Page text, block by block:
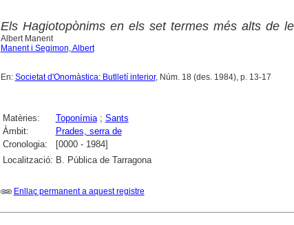
Els Hagiotopònims en els set termes més alts de
Albert Manent
Manent i Segimon, Albert
En: Societat d'Onomàstica: Butlletí interior, Núm. 18 (des. 1984), p. 13-17
Matèries: Toponímia; Sants
Àmbit:
Prades, serra de
Cronologia:
[0000 - 1984]
Localització: B. Pública de Tarragona
Enllaç permanent a aquest registre